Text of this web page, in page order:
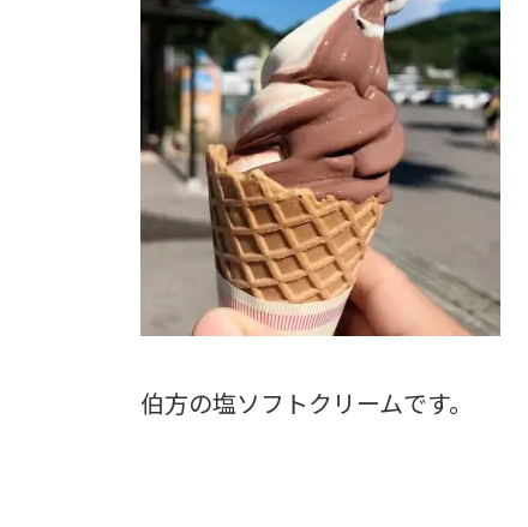
伯方の塩ソフトクリームです。